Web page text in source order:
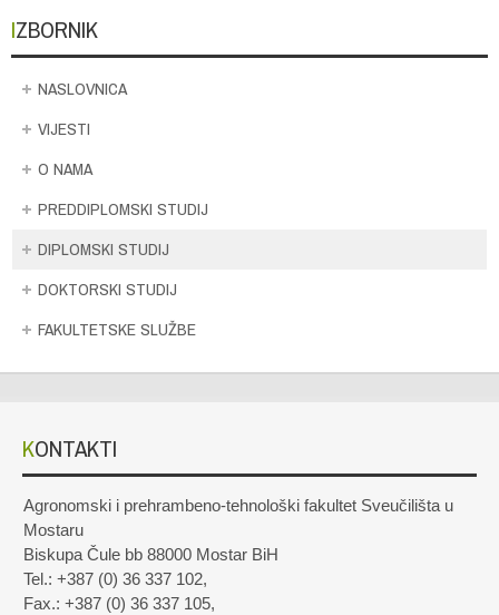
IZBORNIK
NASLOVNICA
VIJESTI
O NAMA
PREDDIPLOMSKI STUDIJ
DIPLOMSKI STUDIJ
DOKTORSKI STUDIJ
FAKULTETSKE SLUŽBE
KONTAKTI
Agronomski i prehrambeno-tehnološki fakultet Sveučilišta u
Mostaru
Biskupa Čule bb 88000 Mostar BiH
Tel.: +387 (0) 36 337 102,
Fax.: +387 (0) 36 337 105,